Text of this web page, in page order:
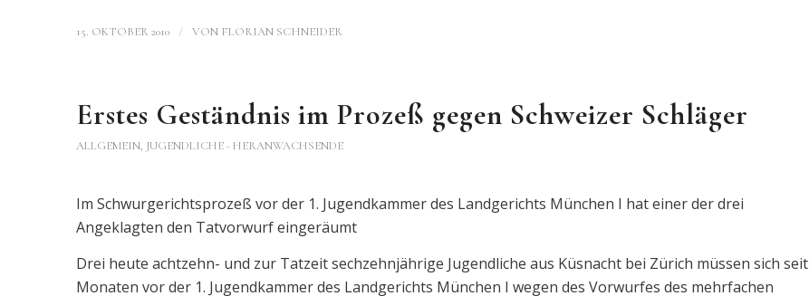
15. OKTOBER 2010 / VON FLORIAN SCHNEIDER
Erstes Geständnis im Prozeß gegen Schweizer Schläger
ALLGEMEIN, JUGENDLICHE - HERANWACHSENDE
Im Schwurgerichtsprozeß vor der 1. Jugendkammer des Landgerichts München I hat einer der drei
Angeklagten den Tatvorwurf eingeräumt
Drei heute achtzehn- und zur Tatzeit sechzehnjährige Jugendliche aus Küsnacht bei Zürich müssen sich seit
Monaten vor der 1. Jugendkammer des Landgerichts München I wegen des Vorwurfes des mehrfachen